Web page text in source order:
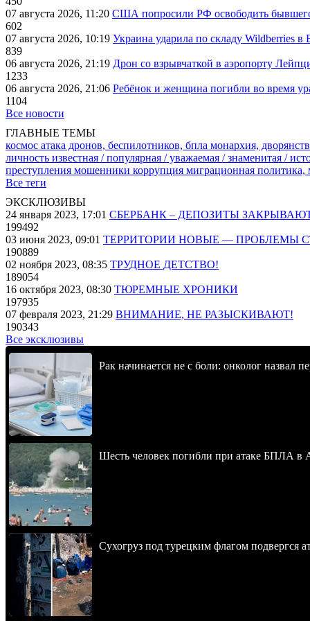
07 августа 2026, 11:20 США попросили РФ освободить
602
07 августа 2026, 10:19 Украина ударила по складу Wildberries в
839
06 августа 2026, 21:19 Дрон со взрывчаткой в аэропорту
1233
06 августа 2026, 21:06 Ребёнок и женщина погибли во время
1104
Все новости
ГЛАВНЫЕ ТЕМЫ
космос атака дронов, беспилотников, бпла монархия,
личность известная / популярная / уважаемая / знаменитая /
преступления мошенники коррупция миграционная
Все теги
ЭКСКЛЮЗИВЫ
24 января 2023, 17:01 СБЕРБАНК – ДЕПОЗИТЫ
199492
03 июня 2023, 09:01 ТЕРРИТОРИИ НОВЫЕ — ПРОБЛЕМЫ
190889
02 ноября 2023, 08:35 ТРУДНОЕ ДЕТСТВО!
189054
16 октября 2023, 08:30 ТЮРЕМНЫЕ ХРОНИКИ
197935
07 февраля 2023, 21:29 ВНИМАНИЕ, НЕ РАЗЫСКИВАЮТ!
190343
Все эксклюзивы
Рак начинается не с боли: онколог назвал
Шесть человек погибли при атаке БПЛА в
Сухогруз под турецким флагом подвергся